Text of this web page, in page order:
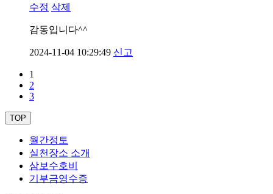
수정 삭제
감동입니다^^
2024-11-04 10:29:49 신고
1
2
3
TOP
월간정토
실천장소 소개
삼보수호비
기부금영수증